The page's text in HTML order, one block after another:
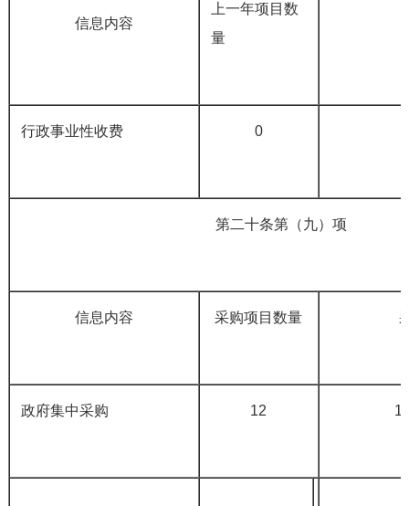
信息内容
上一年项目数
量
行政事业性收费 0
第二十条第（九）项
信息内容 采购项目数量
政府集中采购 12